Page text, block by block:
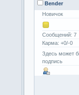
Bender
Новичок
Сообщений: 7
Карма: +0/-0
Здесь может
подпись